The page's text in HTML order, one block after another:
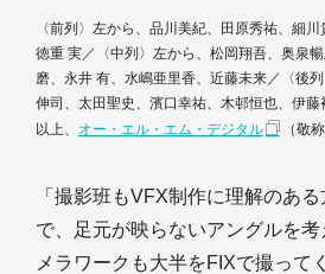
〈前列〉左から、品川美紀、田原秀祐、細川
徳重 実／〈中列〉左から、松岡翔吾、奥泉
磨、永井 有、水嶋亜里香、近藤未来／〈後
伸司、太田聖史、濱口幸祐、木邨恒也、伊藤
以上、 オー・エル・エム・デジタル （敬
「撮影班もVFX制作に理解のあ
で、足元が映らないアングルを
メラワークも大半をFIXで撮って